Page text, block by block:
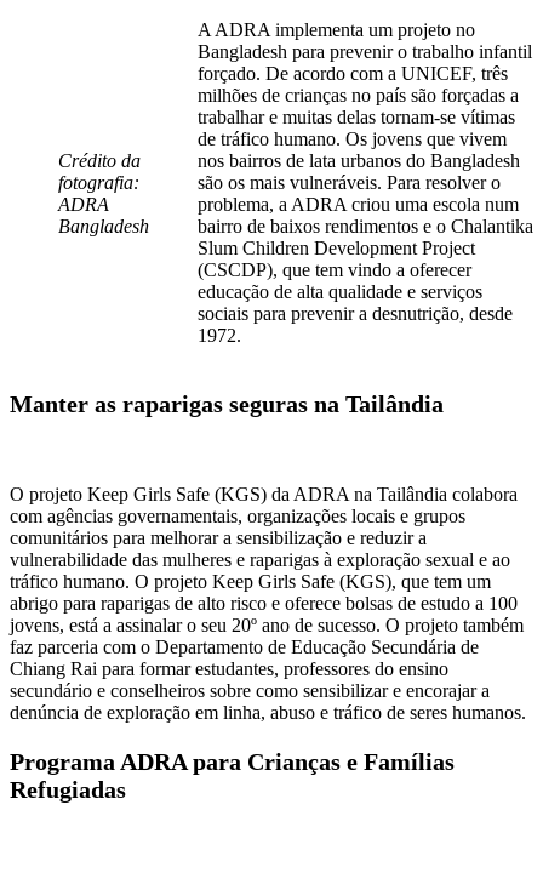
Crédito da
fotografia:
ADRA
Bangladesh
A ADRA implementa um projeto no
Bangladesh para prevenir o trabalho infantil
forçado. De acordo com a UNICEF, três
milhões de crianças no país são forçadas a
trabalhar e muitas delas tornam-se vítimas
de tráfico humano. Os jovens que vivem
nos bairros de lata urbanos do Bangladesh
são os mais vulneráveis. Para resolver o
problema, a ADRA criou uma escola num
bairro de baixos rendimentos e o Chalantika
Slum Children Development Project
(CSCDP), que tem vindo a oferecer
educação de alta qualidade e serviços
sociais para prevenir a desnutrição, desde
1972.
Manter as raparigas seguras na Tailândia
O projeto Keep Girls Safe (KGS) da ADRA na Tailândia colabora
com agências governamentais, organizações locais e grupos
comunitários para melhorar a sensibilização e reduzir a
vulnerabilidade das mulheres e raparigas à exploração sexual e ao
tráfico humano. O projeto Keep Girls Safe (KGS), que tem um
abrigo para raparigas de alto risco e oferece bolsas de estudo a 100
jovens, está a assinalar o seu 20º ano de sucesso. O projeto também
faz parceria com o Departamento de Educação Secundária de
Chiang Rai para formar estudantes, professores do ensino
secundário e conselheiros sobre como sensibilizar e encorajar a
denúncia de exploração em linha, abuso e tráfico de seres humanos.
Programa ADRA para Crianças e Famílias
Refugiadas